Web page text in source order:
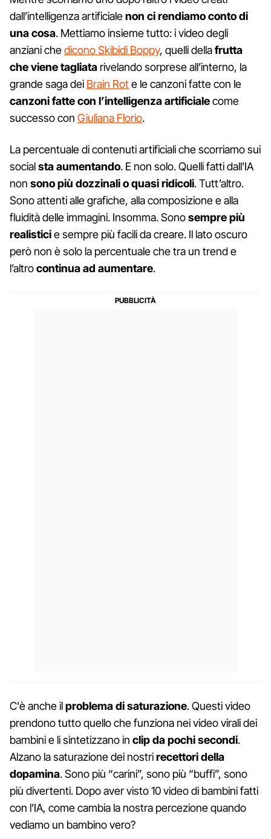
dall’intelligenza artificialenon ci rendiamo conto di
una cosa. Mettiamo insieme tutto: i video degli
anziani chedicono Skibidi Boppy, quelli dellafrutta
che viene tagliata rivelando sorprese all’interno, la
grande saga dei Brain Rote le canzoni fatte con le
canzoni fatte con l’intelligenza artificialecome
successo con Giuliana Florio.
La percentuale di contenuti artificiali che scorriamo sui
socialsta aumentando. E non solo. Quelli fatti dall’IA
non sono più dozzinali o quasi ridicoli. Tutt’altro.
Sono attenti alle grafiche, alla composizione e alla
fluidità delle immagini. Insomma. Sonosempre più
realisticie sempre più facili da creare. Il lato oscuro
però non è solo la percentuale che tra un trend e
l’altrocontinua ad aumentare.
C'è anche ilproblema di saturazione. Questi video
prendono tutto quello che funziona nei video virali dei
bambini e li sintetizzano in clip da pochi secondi.
Alzano la saturazione dei nostrirecettori della
dopamina. Sono più “carini”, sono più “buffi”, sono
più divertenti. Dopo aver visto 10 video di bambini fatti
con l’IA, come cambia la nostra percezione quando
vediamo un bambino vero?